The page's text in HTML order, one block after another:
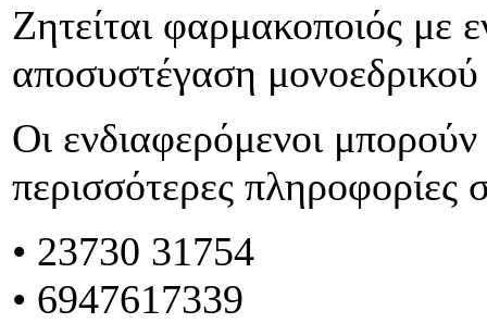
Ζητείται φαρμακοποιός με
αποσυστέγαση
Οι ενδιαφερόμενοι
περισσότερες
• 23730 31754
• 6947617339